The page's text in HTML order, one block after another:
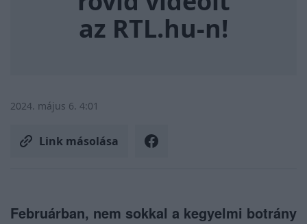
az RTL.hu-n!
2024. május 6. 4:01
Link másolása
Februárban, nem sokkal a kegyelmi botrány